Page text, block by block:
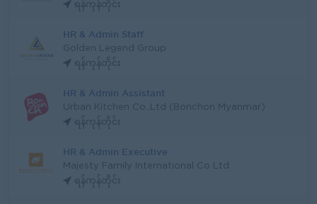
ရန်ကုန်တိုင်း
HR & Admin Staff
Golden Legend Group
ရန်ကုန်တိုင်း
HR & Admin Assistant
Urban Kitchen Co.,Ltd (Bonchon Myanmar)
ရန်ကုန်တိုင်း
HR & Admin Executive
Majesty Family International Co Ltd
ရန်ကုန်တိုင်း